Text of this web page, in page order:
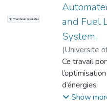
No Thumbnail Available
and Fuel
System
(Universite
Haibaoui,
Ce travail
d’énergies
Show